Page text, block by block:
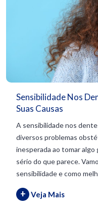
Sensibilidade Nos
Suas Causas
A sensibilidade nos
diversos problemas
inesperada ao tomar algo
sério do que parece.
sensibilidade e como
+ Veja Mais